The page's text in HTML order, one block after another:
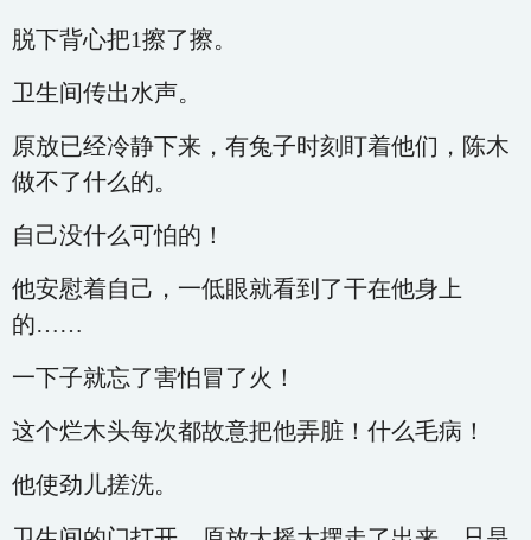
脱下背心把1擦了擦。
卫生间传出水声。
原放已经冷静下来，有兔子时刻盯着他们，陈木
做不了什么的。
自己没什么可怕的！
他安慰着自己，一低眼就看到了干在他身上
的……
一下子就忘了害怕冒了火！
这个烂木头每次都故意把他弄脏！什么毛病！
他使劲儿搓洗。